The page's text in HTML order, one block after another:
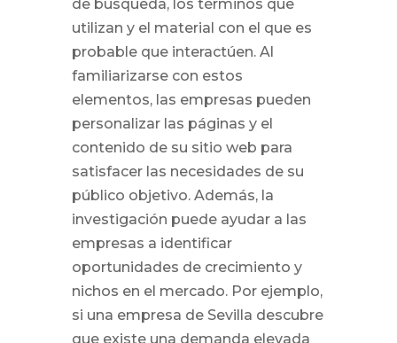
de búsqueda, los términos que
utilizan y el material con el que es
probable que interactúen. Al
familiarizarse con estos
elementos, las empresas pueden
personalizar las páginas y el
contenido de su sitio web para
satisfacer las necesidades de su
público objetivo. Además, la
investigación puede ayudar a las
empresas a identificar
oportunidades de crecimiento y
nichos en el mercado. Por ejemplo,
si una empresa de Sevilla descubre
que existe una demanda elevada